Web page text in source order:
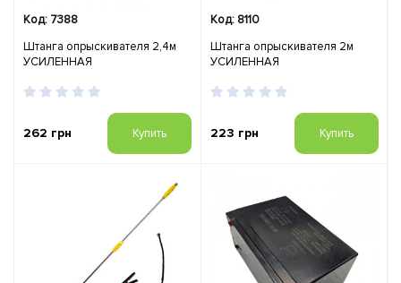
Код: 7388
Штанга опрыскивателя 2,4м
УСИЛЕННАЯ
262 грн Купить
Код: 8110
Штанга опрыскивателя 2м
УСИЛЕННАЯ
223 грн Купить